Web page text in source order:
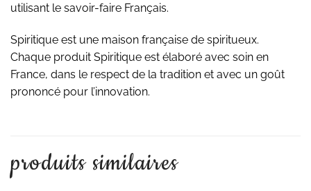
utilisant le savoir-faire Français.
Spiritique est une maison française de spiritueux.
Chaque produit Spiritique est élaboré avec soin en
France, dans le respect de la tradition et avec un goût
prononcé pour l’innovation.
produits similaires